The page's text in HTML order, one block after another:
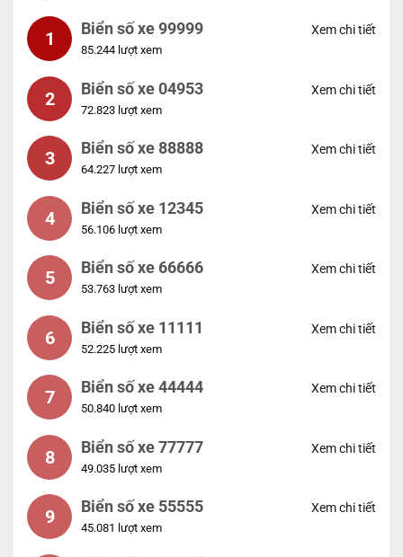
1 Biển số xe 99999
85.244 lượt xem
Xem chi tiết
2 Biển số xe 04953
72.823 lượt xem
Xem chi tiết
3 Biển số xe 88888
64.227 lượt xem
Xem chi tiết
4 Biển số xe 12345
56.106 lượt xem
Xem chi tiết
5 Biển số xe 66666
53.763 lượt xem
Xem chi tiết
6 Biển số xe 11111
52.225 lượt xem
Xem chi tiết
7 Biển số xe 44444
50.840 lượt xem
Xem chi tiết
8 Biển số xe 77777
49.035 lượt xem
Xem chi tiết
9 Biển số xe 55555
45.081 lượt xem
Xem chi tiết